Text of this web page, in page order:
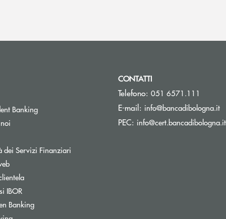
Banking
dei Servizi Finanziari
IBOR
BankingApre una nuova finestra
CONTATTI
Telefono: 051 6571.111
E-mail: info@bancadibologna.it
PEC: info@cert.bancadibologna.it